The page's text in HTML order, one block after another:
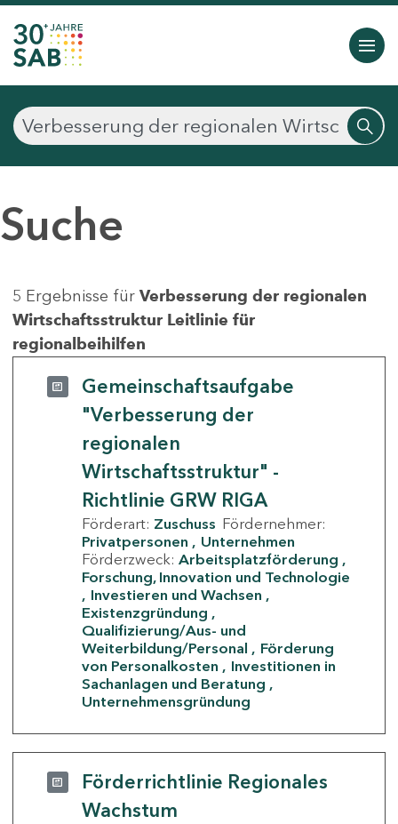
Suche
5 Ergebnisse für Verbesserung der regionalen
Wirtschaftsstruktur Leitlinie für
regionalbeihilfen
Gemeinschaftsaufgabe
"Verbesserung der
regionalen
Wirtschaftsstruktur" -
Richtlinie GRW RIGA
Förderart: Zuschuss Fördernehmer:
Privatpersonen
Unternehmen
Förderzweck: Arbeitsplatzförderung
Forschung, Innovation und Technologie
Investieren und Wachsen
Existenzgründung
Qualifizierung/Aus- und
Weiterbildung/Personal
Förderung
von Personalkosten
Investitionen in
Sachanlagen und Beratung
Unternehmensgründung
Förderrichtlinie Regionales
Wachstum